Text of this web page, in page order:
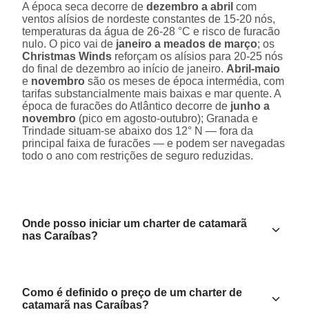
A época seca decorre de dezembro a abril com
ventos alísios de nordeste constantes de 15-20 nós,
temperaturas da água de 26-28 °C e risco de furacão
nulo. O pico vai de janeiro a meados de março; os
Christmas Winds reforçam os alísios para 20-25 nós
do final de dezembro ao início de janeiro. Abril-maio
e novembro são os meses de época intermédia, com
tarifas substancialmente mais baixas e mar quente. A
época de furacões do Atlântico decorre de junho a
novembro (pico em agosto-outubro); Granada e
Trindade situam-se abaixo dos 12° N — fora da
principal faixa de furacões — e podem ser navegadas
todo o ano com restrições de seguro reduzidas.
Onde posso iniciar um charter de catamarã
nas Caraíbas?
Como é definido o preço de um charter de
catamarã nas Caraíbas?